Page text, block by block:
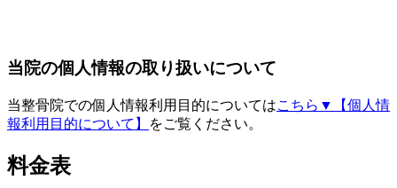
当院の個人情報の取り扱いについて
当整骨院での個人情報利用目的についてはこちら▼【個人情
報利用目的について】
をご覧ください。
料金表